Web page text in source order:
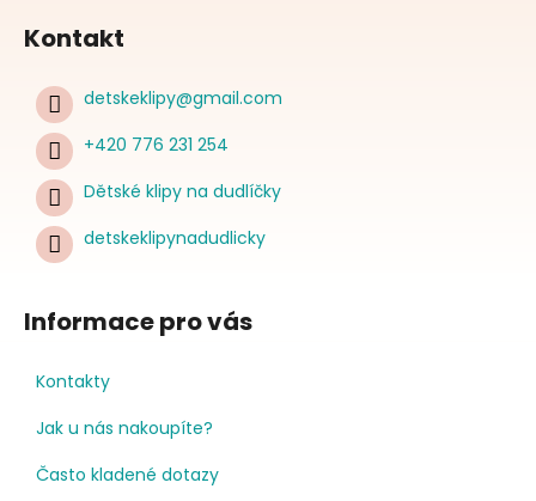
Kontakt
detskeklipy@gmail.com
+420 776 231 254
Dětské klipy na dudlíčky
detskeklipynadudlicky
Informace pro vás
Kontakty
Jak u nás nakoupíte?
Často kladené dotazy